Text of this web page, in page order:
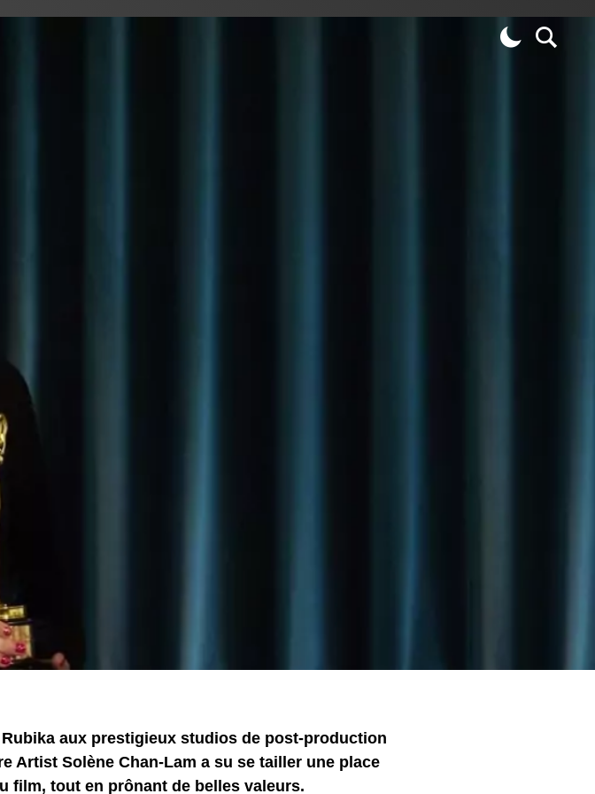
aux prestigieux studios de post-production
Artist Solène Chan-Lam a su se tailler une place
film, tout en prônant de belles valeurs.